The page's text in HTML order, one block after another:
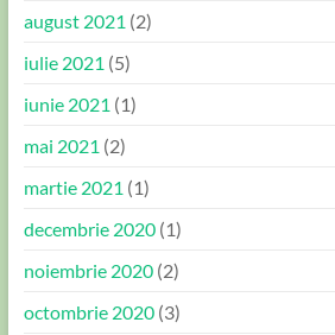
august 2021 (2)
iulie 2021 (5)
iunie 2021 (1)
mai 2021 (2)
martie 2021 (1)
decembrie 2020(1)
noiembrie 2020(2)
octombrie 2020(3)